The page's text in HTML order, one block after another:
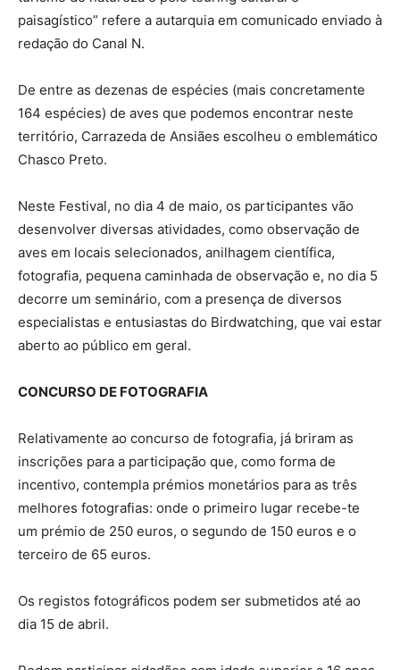
paisagístico” refere a autarquia em comunicado enviado à
redação do Canal N.
De entre as dezenas de espécies (mais concretamente
164 espécies) de aves que podemos encontrar neste
território, Carrazeda de Ansiães escolheu o emblemático
Chasco Preto.
Neste Festival, no dia 4 de maio, os participantes vão
desenvolver diversas atividades, como observação de
aves em locais selecionados, anilhagem científica,
fotografia, pequena caminhada de observação e, no dia 5
decorre um seminário, com a presença de diversos
especialistas e entusiastas do Birdwatching, que vai estar
aberto ao público em geral.
CONCURSO DE FOTOGRAFIA
Relativamente ao concurso de fotografia, já briram as
inscrições para a participação que, como forma de
incentivo, contempla prémios monetários para as três
melhores fotografias: onde o primeiro lugar recebe-te
um prémio de 250 euros, o segundo de 150 euros e o
terceiro de 65 euros.
Os registos fotográficos podem ser submetidos até ao
dia 15 de abril.